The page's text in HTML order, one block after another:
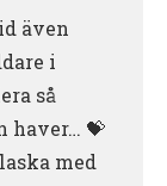
även
i
så
haver… 💝
med